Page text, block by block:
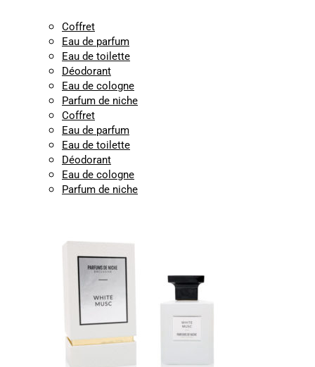
Coffret
Eau de parfum
Eau de toilette
Déodorant
Eau de cologne
Parfum de niche
Coffret
Eau de parfum
Eau de toilette
Déodorant
Eau de cologne
Parfum de niche